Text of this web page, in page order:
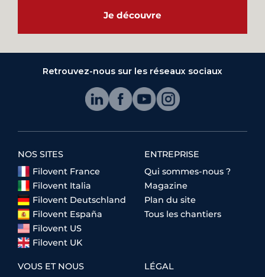
Je découvre
Retrouvez-nous sur les réseaux sociaux
NOS SITES
Filovent France
Filovent Italia
Filovent Deutschland
Filovent España
Filovent US
Filovent UK
ENTREPRISE
Qui sommes-nous ?
Magazine
Plan du site
Tous les chantiers
VOUS ET NOUS
LÉGAL